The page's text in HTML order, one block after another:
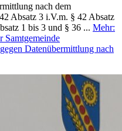
nach dem
Absatz 3 i.V.m. § 42 Absatz
1 bis 3 und § 36 ... Mehr:
Samtgemeinde
Datenübermittlung nach